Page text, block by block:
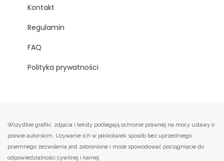
Kontakt
Regulamin
FAQ
Polityka prywatności
Wszystkie grafiki, zdjęcia i teksty podlegają ochronie prawnej na mocy ustawy o
prawie autorskim. Używanie ich w jakikolwiek sposób bez uprzedniego,
pisemnego zezwolenia jest zabronione i może spowodować pociągnięcie do
odpowiedzialności cywilnej i karnej.